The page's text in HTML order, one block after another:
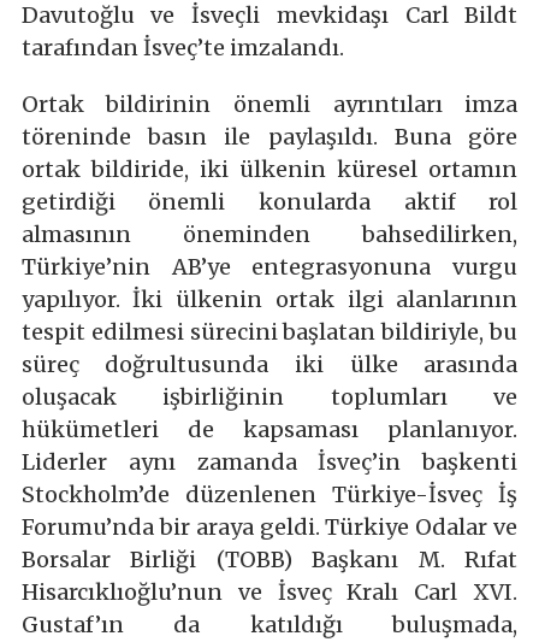
Davutoğlu ve İsveçli mevkidaşı Carl Bildt
tarafından İsveç’te imzalandı.
Ortak bildirinin önemli ayrıntıları imza
töreninde basın ile paylaşıldı. Buna göre
ortak bildiride, iki ülkenin küresel ortamın
getirdiği önemli konularda aktif rol
almasının öneminden bahsedilirken,
Türkiye’nin AB’ye entegrasyonuna vurgu
yapılıyor. İki ülkenin ortak ilgi alanlarının
tespit edilmesi sürecini başlatan bildiriyle, bu
süreç doğrultusunda iki ülke arasında
oluşacak işbirliğinin toplumları ve
hükümetleri de kapsaması planlanıyor.
Liderler aynı zamanda İsveç’in başkenti
Stockholm’de düzenlenen Türkiye-İsveç İş
Forumu’nda bir araya geldi. Türkiye Odalar ve
Borsalar Birliği (TOBB) Başkanı M. Rıfat
Hisarcıklıoğlu’nun ve İsveç Kralı Carl XVI.
Gustaf’ın da katıldığı buluşmada,